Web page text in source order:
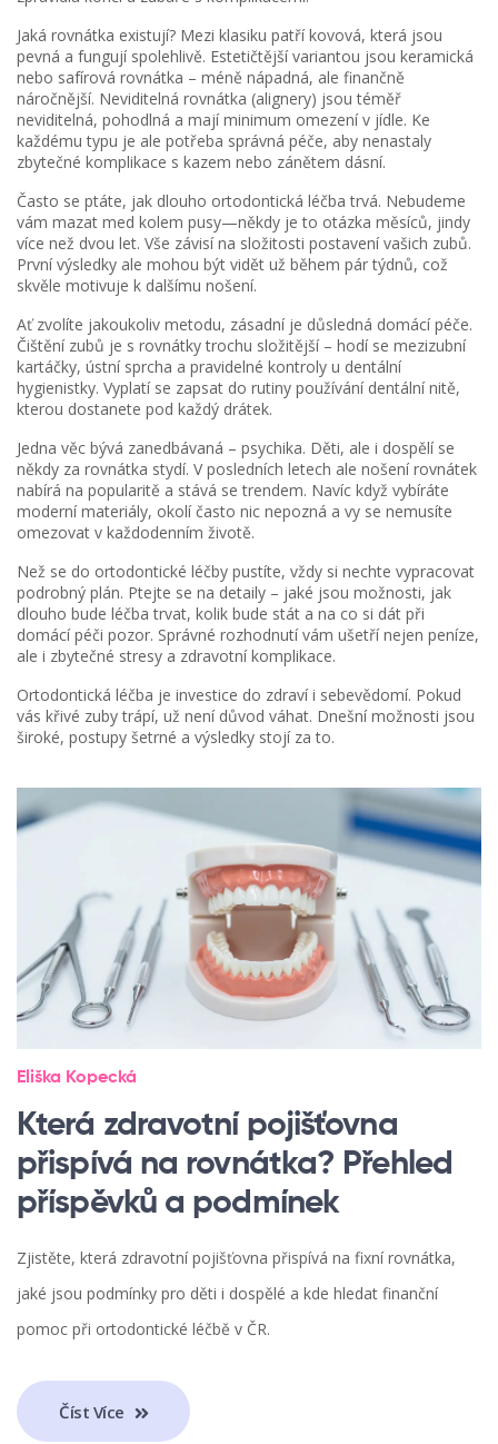
Jaká rovnátka existují? Mezi klasiku patří kovová, která jsou
pevná a fungují spolehlivě. Estetičtější variantou jsou keramická
nebo safírová rovnátka – méně nápadná, ale finančně
náročnější. Neviditelná rovnátka (alignery) jsou téměř
neviditelná, pohodlná a mají minimum omezení v jídle. Ke
každému typu je ale potřeba správná péče, aby nenastaly
zbytečné komplikace s kazem nebo zánětem dásní.
Často se ptáte, jak dlouho ortodontická léčba trvá. Nebudeme
vám mazat med kolem pusy—někdy je to otázka měsíců, jindy
více než dvou let. Vše závisí na složitosti postavení vašich zubů.
První výsledky ale mohou být vidět už během pár týdnů, což
skvěle motivuje k dalšímu nošení.
Ať zvolíte jakoukoliv metodu, zásadní je důsledná domácí péče.
Čištění zubů je s rovnátky trochu složitější – hodí se mezizubní
kartáčky, ústní sprcha a pravidelné kontroly u dentální
hygienistky. Vyplatí se zapsat do rutiny používání dentální nitě,
kterou dostanete pod každý drátek.
Jedna věc bývá zanedbávaná – psychika. Děti, ale i dospělí se
někdy za rovnátka stydí. V posledních letech ale nošení rovnátek
nabírá na popularitě a stává se trendem. Navíc když vybíráte
moderní materiály, okolí často nic nepozná a vy se nemusíte
omezovat v každodenním životě.
Než se do ortodontické léčby pustíte, vždy si nechte vypracovat
podrobný plán. Ptejte se na detaily – jaké jsou možnosti, jak
dlouho bude léčba trvat, kolik bude stát a na co si dát při
domácí péči pozor. Správné rozhodnutí vám ušetří nejen peníze,
ale i zbytečné stresy a zdravotní komplikace.
Ortodontická léčba je investice do zdraví i sebevědomí. Pokud
vás křivé zuby trápí, už není důvod váhat. Dnešní možnosti jsou
široké, postupy šetrné a výsledky stojí za to.
Eliška Kopecká
Která zdravotní pojišťovna
přispívá na rovnátka? Přehled
příspěvků a podmínek
Zjistěte, která zdravotní pojišťovna přispívá na fixní rovnátka,
jaké jsou podmínky pro děti i dospělé a kde hledat finanční
pomoc při ortodontické léčbě v ČR.
Číst Více